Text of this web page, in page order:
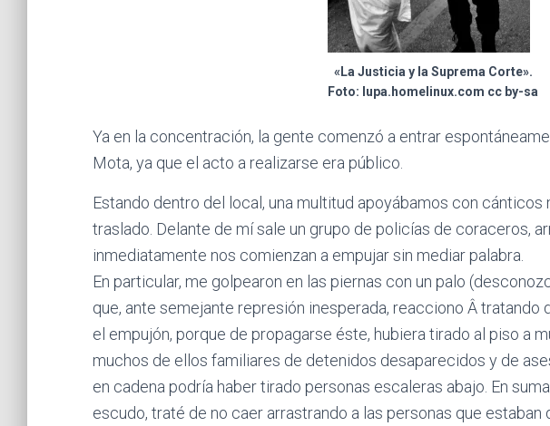
«La Justicia y la Suprema Corte».
Foto: lupa.homelinux.com cc by-sa
Ya en la concentración, la gente comenzó a entrar
Mota, ya que el acto a realizarse era público.
Estando dentro del local, una multitud apoyábamos con cánticos
traslado. Delante de mí sale un grupo de policías de coraceros,
inmediatamente nos comienzan a empujar sin mediar palabra.
En particular, me golpearon en las piernas con un palo
que, ante semejante represión inesperada, reacciono Â tratando
el empujón, porque de propagarse éste, hubiera tirado al piso a
muchos de ellos familiares de detenidos desaparecidos y de
en cadena podría haber tirado personas escaleras abajo. En
escudo, traté de no caer arrastrando a las personas que estaban